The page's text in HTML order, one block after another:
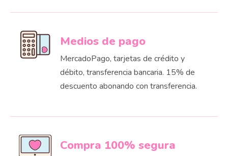
Medios de pago
MercadoPago, tarjetas de crédito y
débito, transferencia bancaria. 15% de
descuento abonando con transferencia.
Compra 100% segura